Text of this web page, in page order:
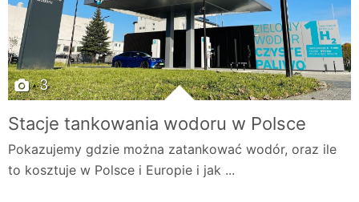
3
Stacje tankowania wodoru w Polsce
Pokazujemy gdzie można zatankować wodór, oraz ile
to kosztuje w Polsce i Europie i jak ...